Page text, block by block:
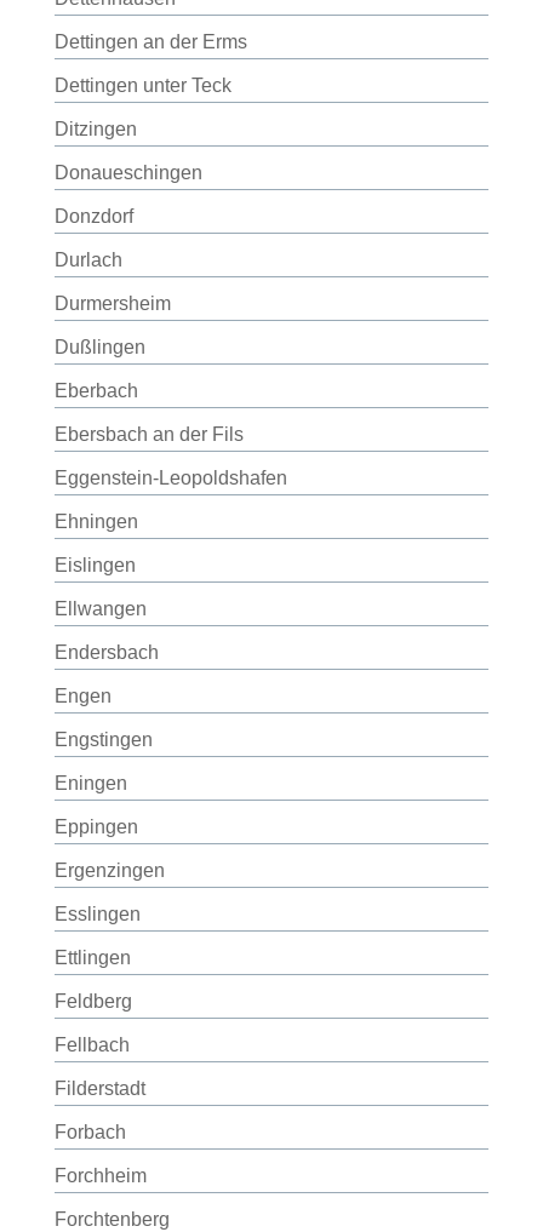
Dettingen an der Erms
Dettingen unter Teck
Ditzingen
Donaueschingen
Donzdorf
Durlach
Durmersheim
Dußlingen
Eberbach
Ebersbach an der Fils
Eggenstein-Leopoldshafen
Ehningen
Eislingen
Ellwangen
Endersbach
Engen
Engstingen
Eningen
Eppingen
Ergenzingen
Esslingen
Ettlingen
Feldberg
Fellbach
Filderstadt
Forbach
Forchheim
Forchtenberg